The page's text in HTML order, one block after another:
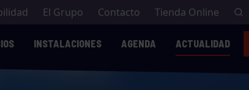
El Grupo Contacto Tienda Online
INSTALACIONES AGENDA ACTUALIDAD